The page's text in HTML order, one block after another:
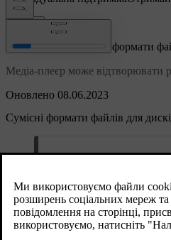
Оновлено 08.06.2023
Медіа-плеєр - сумісні формати
Медіа-плеєр може відтворювати
Сумісні формати файлів для